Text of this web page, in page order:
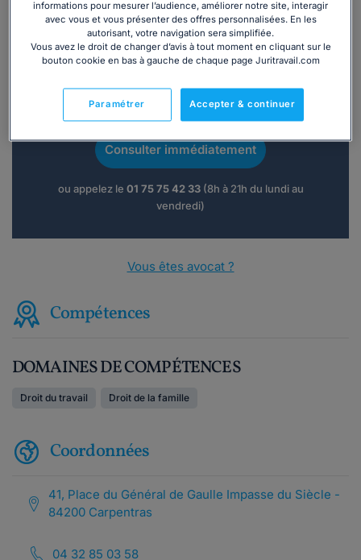
Vous souhaitez une consultation par
téléphone ?
Consulter immédiatement
ou appelez le 01 75 75 42 33(8h à 21h du lundi au
vendredi)
Vous êtes avocat ?
Compétences
DOMAINES DE COMPÉTENCES
Droit du travail Droit de la famille
Coordonnées
41, Place du Général de Gaulle Impasse du Siècle -
84200 Carpentras
04 32 85 03 58
informations pour mesurer l’audience, améliorer notre site, interagir
avec vous et vous présenter des offres personnalisées. En les
autorisant, votre navigation sera simplifiée.
Vous avez le droit de changer d’avis à tout moment en cliquant sur le
bouton cookie en bas à gauche de chaque page Juritravail.com
Accepter & continuer
Paramétrer